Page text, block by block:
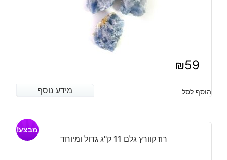
₪59
מידע נוסף הוסף לסל מידע נוסף
רוז קוורץ גלם 11 ק"ג גדול ומיוחד
מבצע!